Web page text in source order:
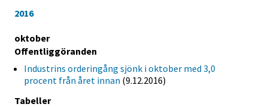
2016
oktober
Offentliggöranden
Industrins orderingång sjönk i oktober med 3,0
procent från året innan (9.12.2016)
Tabeller